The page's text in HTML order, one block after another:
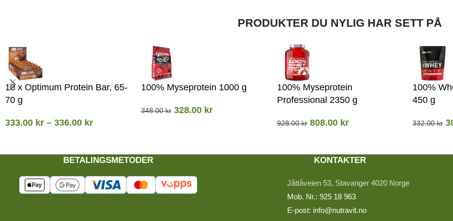
PRODUKTER DU NYLIG HAR SETT PÅ
10 x Optimum Protein Bar, 65-
70 g
333.00 kr – 336.00 kr
100% Myseprotein 1000 g
348.00kr 328.00 kr
100% Myseprotein
Professional 2350 g
928.00kr 808.00 kr
100%
450 g
332.00kr
BETALINGSMETODER KONTAKTER
Jåttåveien 53, Stavanger 4020 Norge
Mob. Nr.: 925 18 963
E-post: info@nutravit.no